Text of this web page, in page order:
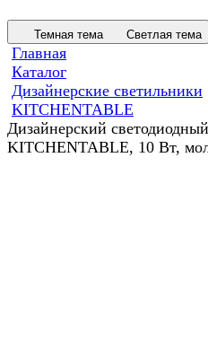
Темная тема Светлая тема
Главная
Каталог
Дизайнерские светильники
KITCHENTABLE
Дизайнерский
KITCHENTABLE, 10 Вт,